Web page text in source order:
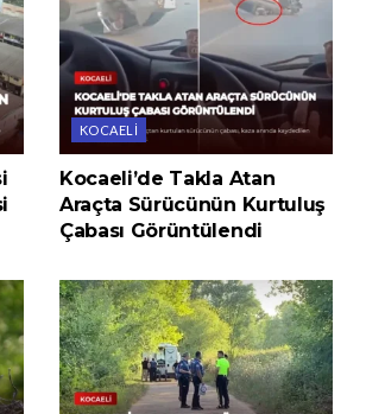
KOCAELI
Kocaeli’de Takla Atan
Araçta Sürücünün Kurtuluş
Çabası Görüntülendi